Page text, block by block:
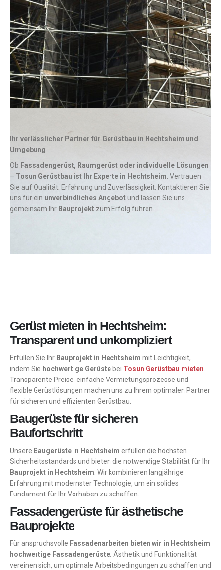
Ihr verlässlicher Partner für Gerüstbau in Hechtsheim und
Umgebung
Ob Fassadengerüst, Raumgerüst oder individuelle Lösungen
– Tosun Gerüstbau ist Ihr Experte in Hechtsheim . Vertrauen
Sie auf Qualität, Erfahrung und Zuverlässigkeit. Kontaktieren Sie
uns für ein unverbindliches Angebotund lassen Sie uns
gemeinsam Ihr Bauprojekt zum Erfolg führen.
Gerüst mieten in Hechtsheim:
Transparent und unkompliziert
Erfüllen Sie Ihr Bauprojekt in Hechtsheim mit Leichtigkeit,
indem Sie hochwertige Gerüste bei Tosun Gerüstbau mieten
Transparente Preise, einfache Vermietungsprozesse und
flexible Gerüstlösungen machen uns zu Ihrem optimalen Partner
für sicheren und effizienten Gerüstbau.
Baugerüste für sicheren
Baufortschritt
Unsere Baugerüste in Hechtsheim erfüllen die höchsten
Sicherheitsstandards und bieten die notwendige Stabilität für Ihr
Bauprojekt in Hechtsheim . Wir kombinieren langjährige
Erfahrung mit modernster Technologie, um ein solides
Fundament für Ihr Vorhaben zu schaffen.
Fassadengerüste für ästhetische
Bauprojekte
Für anspruchsvolle Fassadenarbeiten bieten wir in Hechtsheim
hochwertige Fassadengerüste. Ästhetik und Funktionalität
vereinen sich, um optimale Arbeitsbedingungen zu schaffen und